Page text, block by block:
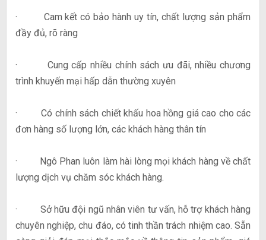
· Cam kết có bảo hành uy tín, chất lượng sản phẩm
đầy đủ, rõ ràng
· Cung cấp nhiều chính sách ưu đãi, nhiều chương
trình khuyến mại hấp dẫn thường xuyên
· Có chính sách chiết khấu hoa hồng giá cao cho các
đơn hàng số lượng lớn, các khách hàng thân tín
· Ngô Phan luôn làm hài lòng mọi khách hàng về chất
lượng dịch vụ chăm sóc khách hàng.
· Sở hữu đội ngũ nhân viên tư vấn, hỗ trợ khách hàng
chuyên nghiệp, chu đáo, có tinh thần trách nhiệm cao. Sẵn